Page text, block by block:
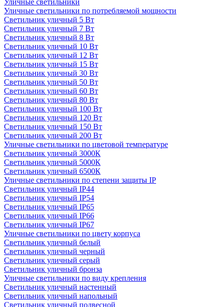
Уличные светильники
Уличные светильники по потребляемой мощности
Светильник уличный 5 Вт
Светильник уличный 7 Вт
Светильник уличный 8 Вт
Светильник уличный 10 Вт
Светильник уличный 12 Вт
Светильник уличный 15 Вт
Светильник уличный 30 Вт
Светильник уличный 50 Вт
Светильник уличный 60 Вт
Светильник уличный 80 Вт
Светильник уличный 100 Вт
Светильник уличный 120 Вт
Светильник уличный 150 Вт
Светильник уличный 200 Вт
Уличные светильники по цветовой температуре
Cветильник уличный 3000К
Cветильник уличный 5000К
Cветильник уличный 6500К
Уличные светильники по степени защиты IP
Светильник уличный IP44
Светильник уличный IP54
Светильник уличный IP65
Светильник уличный IP66
Светильник уличный IP67
Уличные светильники по цвету корпуса
Светильник уличный белый
Светильник уличный черный
Светильник уличный серый
Светильник уличный бронза
Уличные светильники по виду крепления
Светильник уличный настенный
Светильник уличный напольный
Светильник уличный подвесной